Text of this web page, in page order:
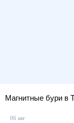
Магнитные бури в
06 авг